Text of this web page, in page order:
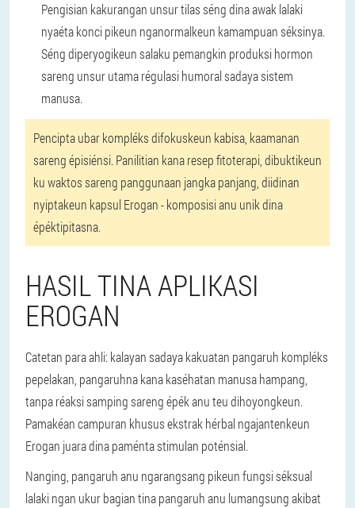
Pengisian kakurangan unsur tilas séng dina awak lalaki
nyaéta konci pikeun nganormalkeun kamampuan séksinya.
Séng diperyogikeun salaku pemangkin produksi hormon
sareng unsur utama régulasi humoral sadaya sistem
manusa.
Pencipta ubar kompléks difokuskeun kabisa, kaamanan
sareng épisiénsi. Panilitian kana resep fitoterapi, dibuktikeun
ku waktos sareng panggunaan jangka panjang, diidinan
nyiptakeun kapsul Erogan - komposisi anu unik dina
épéktipitasna.
HASIL TINA APLIKASI
EROGAN
Catetan para ahli: kalayan sadaya kakuatan pangaruh kompléks
pepelakan, pangaruhna kana kaséhatan manusa hampang,
tanpa réaksi samping sareng épék anu teu dihoyongkeun.
Pamakéan campuran khusus ekstrak hérbal ngajantenkeun
Erogan juara dina paménta stimulan poténsial.
Nanging, pangaruh anu ngarangsang pikeun fungsi séksual
lalaki ngan ukur bagian tina pangaruh anu lumangsung akibat